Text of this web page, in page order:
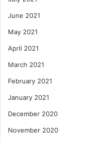
June 2021
May 2021
April 2021
March 2021
February 2021
January 2021
December 2020
November 2020